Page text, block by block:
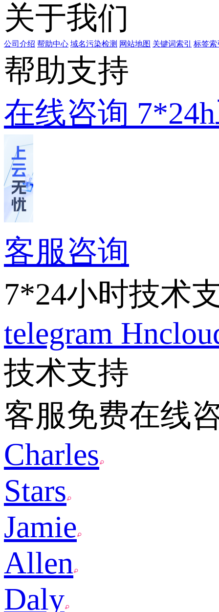
关于我们
公司介绍 帮助中心 域名污染检测 网站地图 关键词索引 标签索
帮助支持
在线咨询
客服咨询
7*24小时技术
telegram
技术支持
客服免费在线
Charles
Stars
Jamie
Allen
Daly